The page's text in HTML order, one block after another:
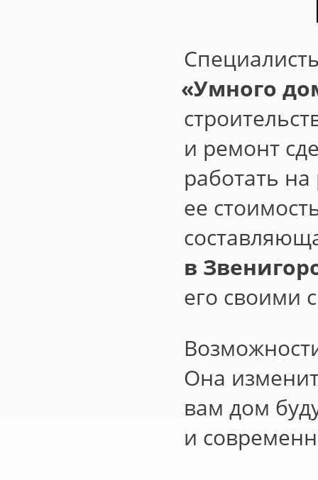
«Умного
и ремонт
работать
ее
в
его своими
Она
вам дом
и